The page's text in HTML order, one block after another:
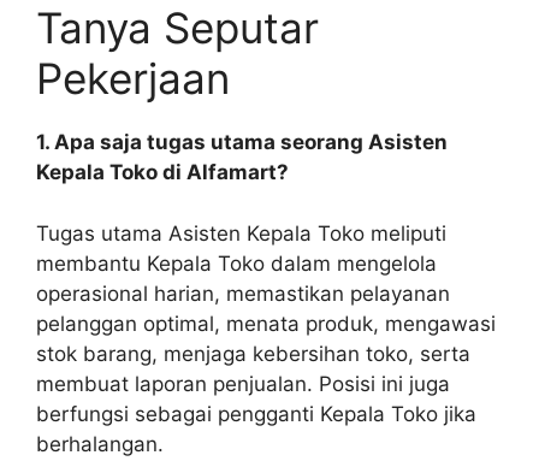
Tanya Seputar
Pekerjaan
1. Apa saja tugas utama seorang Asisten
Kepala Toko di Alfamart?
Tugas utama Asisten Kepala Toko meliputi
membantu Kepala Toko dalam mengelola
operasional harian, memastikan pelayanan
pelanggan optimal, menata produk, mengawasi
stok barang, menjaga kebersihan toko, serta
membuat laporan penjualan. Posisi ini juga
berfungsi sebagai pengganti Kepala Toko jika
berhalangan.